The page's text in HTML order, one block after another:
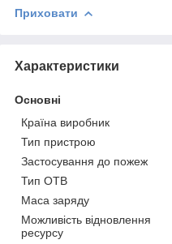
Приховати
Характеристики
Основні
Країна виробник
Тип пристрою
Застосування до пожеж
Тип ОТВ
Маса заряду
Можливість відновлення
ресурсу